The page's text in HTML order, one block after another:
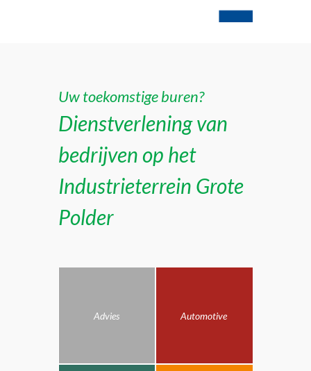
Uw toekomstige buren?
Dienstverlening van
bedrijven op het
Industrieterrein Grote
Polder
Advies Automotive